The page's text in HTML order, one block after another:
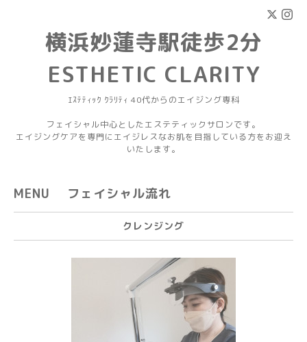
横浜妙蓮寺駅徒歩2分
ESTHETIC CLARITY
ｴｽﾃﾃｨｯｸ ｸﾗﾘﾃｨ 40代からのエイジング専科
フェイシャル中心としたエステティックサロンです。
エイジングケアを専門にエイジレスなお肌を目指している方をお迎え
いたします。
MENU フェイシャル流れ
クレンジング